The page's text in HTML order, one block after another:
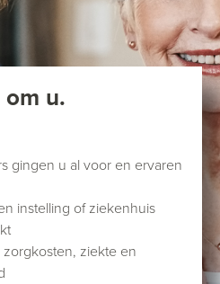
u.
gingen u al voor en ervaren
instelling of ziekenhuis
zorgkosten, ziekte en